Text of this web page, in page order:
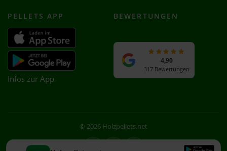
PELLETS APP
Infos zur App
BEWERTUNGEN
4,90
317 Bewertungen
© 2026 Holzpellets.net